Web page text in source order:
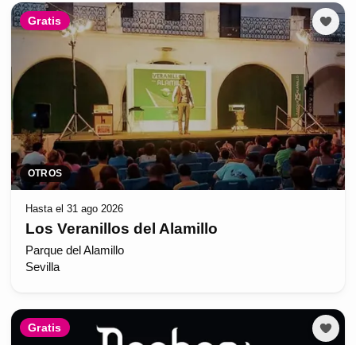
Gratis
OTROS
Hasta el 31 ago 2026
Los Veranillos del Alamillo
Parque del Alamillo
Sevilla
Gratis